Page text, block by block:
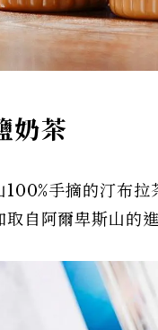
奶茶
手摘的汀布
自阿爾卑斯山的